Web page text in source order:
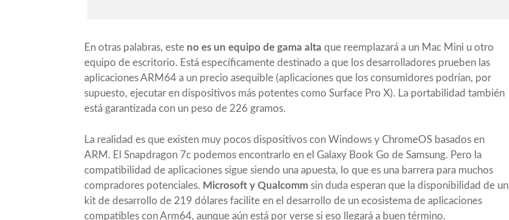
En otras palabras, este no es un equipo de gama alta que reemplazará a un Mac Mini u otro
equipo de escritorio. Está específicamente destinado a que los desarrolladores prueben las
aplicaciones ARM64 a un precio asequible (aplicaciones que los consumidores podrían, por
supuesto, ejecutar en dispositivos más potentes como Surface Pro X). La portabilidad también
está garantizada con un peso de 226 gramos.
La realidad es que existen muy pocos dispositivos con Windows y ChromeOS basados en
ARM. El Snapdragon 7c podemos encontrarlo en el Galaxy Book Go de Samsung. Pero la
compatibilidad de aplicaciones sigue siendo una apuesta, lo que es una barrera para muchos
compradores potenciales. Microsoft y Qualcomm sin duda esperan que la disponibilidad de un
kit de desarrollo de 219 dólares facilite en el desarrollo de un ecosistema de aplicaciones
compatibles con Arm64, aunque aún está por verse si eso llegará a buen término.